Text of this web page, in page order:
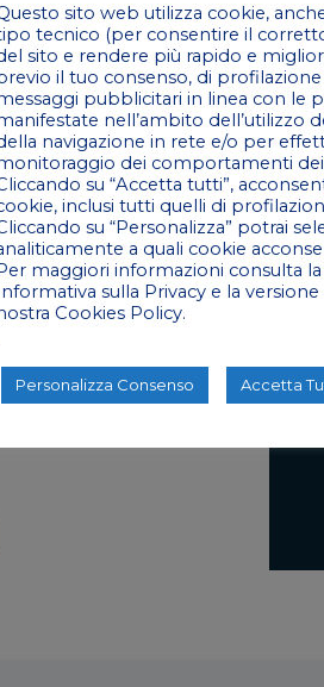
strutturato
visione modulare, ma
trattato come se fosse
soluzioni già testate e
esclusivo, pensato su
nasce da una logica
sito web utilizza cookie,
tecnico (per consentire il
sito e rendere più rapido e
il tuo consenso, di
pubblicitari in linea con le
nell’ambito dell’utilizzo
navigazione in rete e/o per
dei comportamenti dei
su “Accetta tutti”,
inclusi tutti quelli di
su “Personalizza” potrai
a quali cookie
maggiori informazioni consulta
sulla Privacy e la versione
Cookies Policy.
Personalizza Consenso Accetta